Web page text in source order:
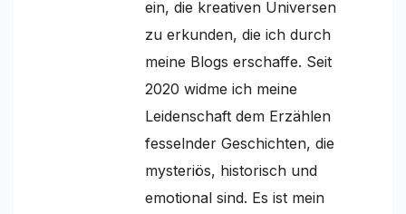
ein, die kreativen Universen
zu erkunden, die ich durch
meine Blogs erschaffe. Seit
2020 widme ich meine
Leidenschaft dem Erzählen
fesselnder Geschichten, die
mysteriös, historisch und
emotional sind. Es ist mein